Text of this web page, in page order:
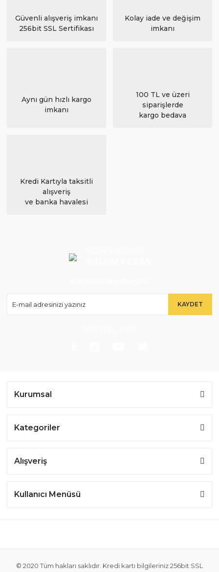
Güvenli alışveriş imkanı
256bit SSL Sertifikası
Kolay iade ve değişim
imkanı
Aynı gün hızlı kargo
imkanı
100 TL ve üzeri
siparişlerde
kargo bedava
Kredi Kartıyla taksitli
alışveriş
ve banka havalesi
KAYDET
Kurumsal
Kategoriler
Alışveriş
Kullanıcı Menüsü
© 2020 Tüm hakları saklıdır. Kredi kartı bilgileriniz 256bit SSL